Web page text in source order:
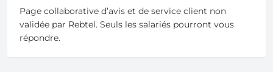
Page collaborative d’avis et de service client non
validée par Rebtel. Seuls les salariés pourront vous
répondre.